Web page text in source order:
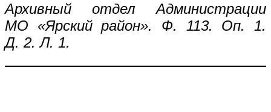
Архивный отдел Администрации
МО «Ярский район». Ф. 113. Оп. 1.
Д. 2. Л. 1.